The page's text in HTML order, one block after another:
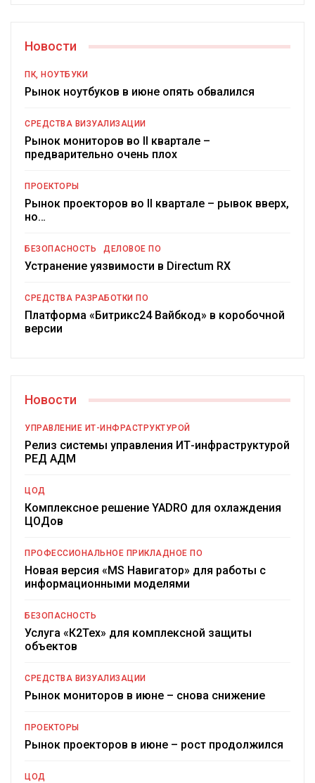
Новости
ПК, НОУТБУКИ
Рынок ноутбуков в июне опять обвалился
СРЕДСТВА ВИЗУАЛИЗАЦИИ
Рынок мониторов во II квартале –
предварительно очень плох
ПРОЕКТОРЫ
Рынок проекторов во II квартале – рывок вверх,
но…
БЕЗОПАСНОСТЬ ДЕЛОВОЕ ПО
Устранение уязвимости в Directum RX
СРЕДСТВА РАЗРАБОТКИ ПО
Платформа «Битрикс24 Вайбкод» в коробочной
версии
Новости
УПРАВЛЕНИЕ ИТ-ИНФРАСТРУКТУРОЙ
Релиз системы управления ИТ-инфраструктурой
РЕД АДМ
ЦОД
Комплексное решение YADRO для охлаждения
ЦОДов
ПРОФЕССИОНАЛЬНОЕ ПРИКЛАДНОЕ ПО
Новая версия «MS Навигатор» для работы с
информационными моделями
БЕЗОПАСНОСТЬ
Услуга «К2Тех» для комплексной защиты
объектов
СРЕДСТВА ВИЗУАЛИЗАЦИИ
Рынок мониторов в июне – снова снижение
ПРОЕКТОРЫ
Рынок проекторов в июне – рост продолжился
ЦОД